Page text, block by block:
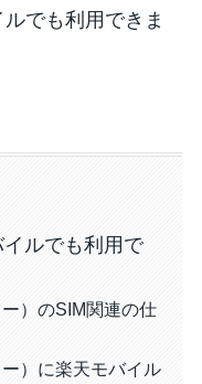
でも利用できま
ルでも利用で
）のSIM関連の仕
）に楽天モバイル